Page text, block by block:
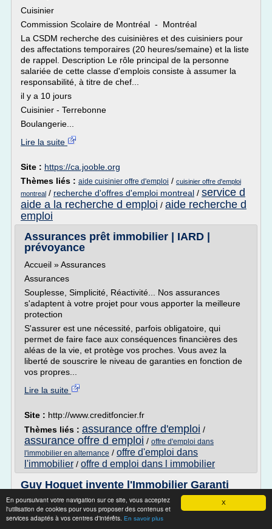
X
En poursuivant votre navigation sur ce site, vous acceptez
l'utilisation de cookies pour vous proposer des contenus et
services adaptés à vos centres d'intérêts. En savoir plus
Cuisinier
Commission Scolaire de Montréal - Montréal
La CSDM recherche des cuisinières et des cuisiniers pour
des affectations temporaires (20 heures/semaine) et la liste
de rappel. Description Le rôle principal de la personne
salariée de cette classe d'emplois consiste à assumer la
responsabilité, à titre de chef...
il y a 10 jours
Cuisinier - Terrebonne
Boulangerie...
Lire la suite
Site : https://ca.jooble.org
Thèmes liés : aide cuisinier offre d'emploi / cuisinier offre d'emploi
montreal / recherche d'offres d'emploi montreal / service d
aide a la recherche d emploi / aide recherche d
emploi
Assurances prêt immobilier | IARD |
prévoyance
Accueil » Assurances
Assurances
Souplesse, Simplicité, Réactivité... Nos assurances
s'adaptent à votre projet pour vous apporter la meilleure
protection
S'assurer est une nécessité, parfois obligatoire, qui
permet de faire face aux conséquences financières des
aléas de la vie, et protège vos proches. Vous avez la
liberté de souscrire le niveau de garanties en fonction de
vos propres...
Lire la suite
Site : http://www.creditfoncier.fr
Thèmes liés : assurance offre d'emploi /
assurance offre d emploi / offre d'emploi dans
l'immobilier en alternance / offre d'emploi dans
l'immobilier / offre d emploi dans l immobilier
Guy Hoquet invente l'Immobilier Garanti
Nos Garanties essentielles : lorsque vous confiez un bien à
une agence GUY HOQUET L'IMMOBILIER dans le cadre
d'un Contrat Guy Hoquet, vous bénéficiez automatiquement